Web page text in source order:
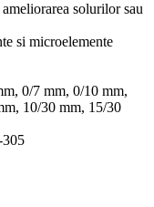
solurilor sau
si microelemente
0/7 mm, 0/10 mm,
10/30 mm, 15/30
305